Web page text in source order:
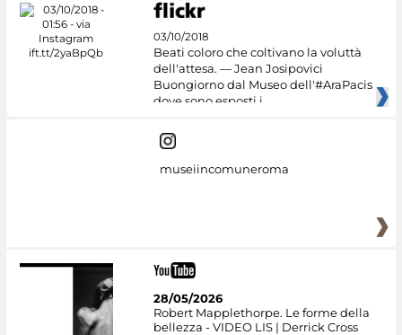
03/10/2018
Beati coloro che coltivano la voluttà
dell'attesa. — Jean Josipovici
Buongiorno dal Museo dell'#AraPacis
dove sono esposti i
museiincomuneroma
28/05/2026
Robert Mapplethorpe. Le forme della
bellezza - VIDEO LIS | Derrick Cross